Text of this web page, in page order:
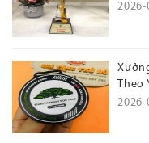
2026-
Theo
2026-